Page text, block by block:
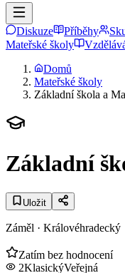
Diskuze Příběhy
Mateřské školy
Domů
Mateřské školy
Základní škola a
Základní
Uložit
Záměl · Královéhradecký
Zatím bez hodnocení
2KlasickýVeřejná